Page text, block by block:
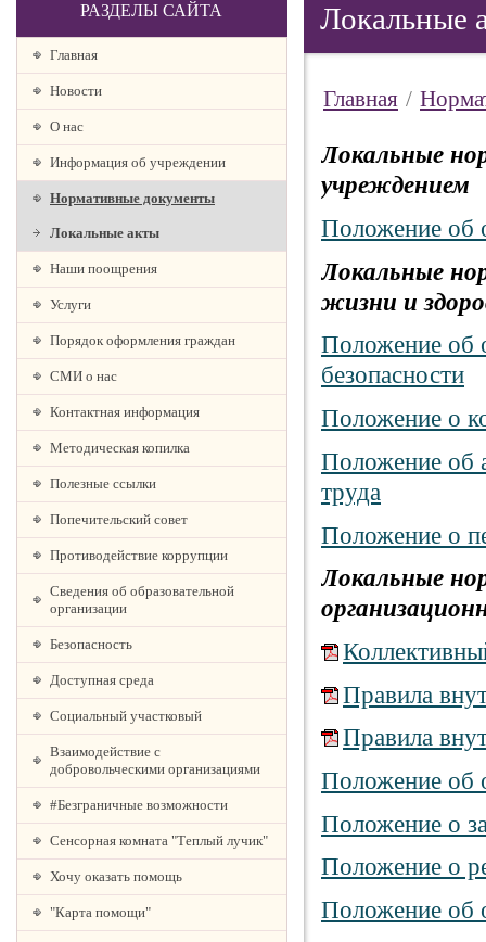
РАЗДЕЛЫ САЙТА
Главная
Новости
О наc
Информация об учреждении
Нормативные документы
Локальные акты
Наши поощрения
Услуги
Порядок оформления граждан
СМИ о нас
Контактная информация
Методическая копилка
Полезные ссылки
Попечительский совет
Противодействие коррупции
Сведения об образовательной
организации
Безопасность
Доступная среда
Социальный участковый
Взаимодействие с
добровольческими организациями
#Безграничные возможности
Сенсорная комната "Теплый лучик"
Хочу оказать помощь
"Карта помощи"
Локальные
Главная /
Локальные
учреждением
Положение об
Локальные
жизни и
Положение об
безопасности
Положение о
Положение об
труда
Положение о
Локальные
Правила
Правила
Положение об
Положение о
Положение о
Положение об